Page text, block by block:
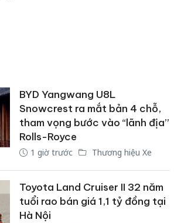
BYD Yangwang U8L
Snowcrest ra mắt bản 4 chỗ,
tham vọng bước vào “lãnh địa”
Rolls-Royce
1 giờ trước Thương hiệu Xe
Toyota Land Cruiser II 32 năm
tuổi rao bán giá 1,1 tỷ đồng tại
Hà Nội